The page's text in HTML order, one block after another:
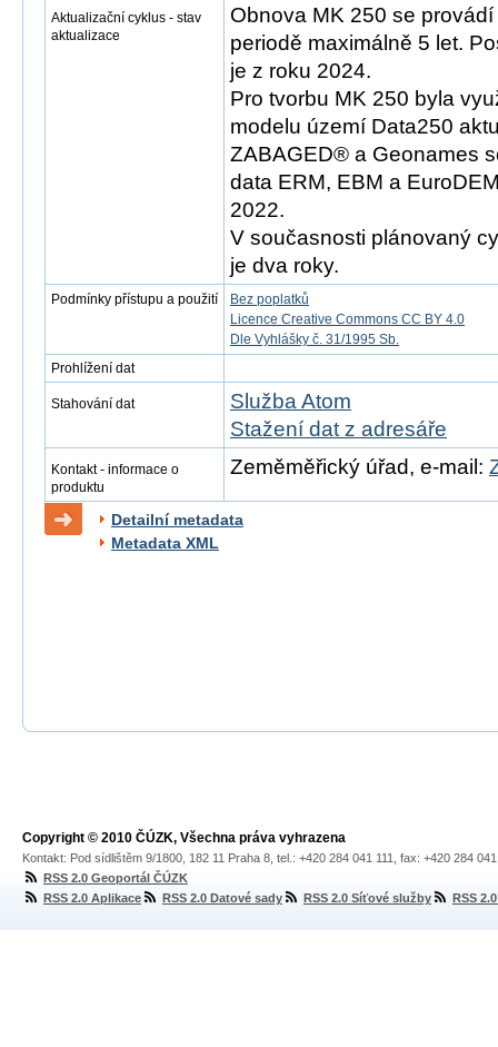
Aktualizační cyklus - stav
aktualizace
Obnova MK 250 se
periodě maximálně 5 let.
je z roku 2024.
Pro tvorbu MK 250 byla
modelu území Data250
ZABAGED® a Geonames
data ERM, EBM a
2022.
V současnosti plánovaný
je dva roky.
Podmínky přístupu a použití
Bez poplatků
Licence Creative Commons CC BY 4.0
Dle Vyhlášky č. 31/1995 Sb.
Prohlížení dat
Stahování dat
Služba Atom
Stažení dat z adresáře
Kontakt - informace o
produktu
Zeměměřický úřad, e-mail:
Detailní metadata
Metadata XML
Copyright © 2010 ČÚZK, Všechna práva vyhrazena
Kontakt: Pod sídlištěm 9/1800, 182 11 Praha 8, tel.: +420 284 041 111, fax: +420 284
RSS 2.0 Geoportál ČÚZK
RSS 2.0 Aplikace
RSS 2.0 Datové sady RSS 2.0 Síťové služby RSS